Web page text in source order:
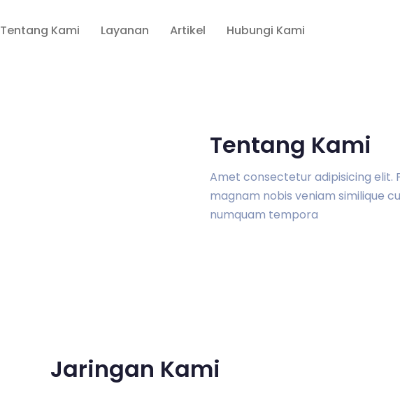
Tentang Kami Layanan Artikel Hubungi Kami
Tentang Kami
Amet consectetur adipisicing elit.
magnam nobis veniam similique
numquam tempora
Jaringan Kami